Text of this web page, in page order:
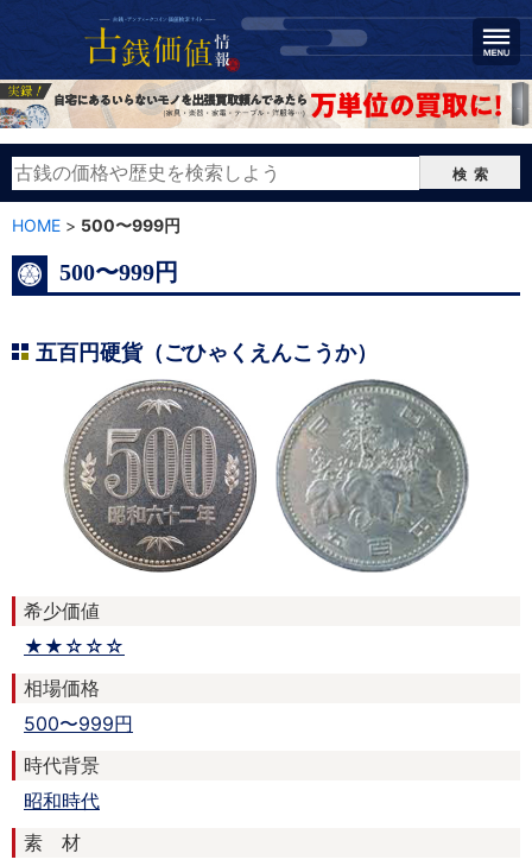
検索
HOME > 500〜999円
500〜999円
五百円硬貨（ごひゃくえんこうか）
希少価値
★★☆☆☆
相場価格
500〜999円
時代背景
昭和時代
素 材